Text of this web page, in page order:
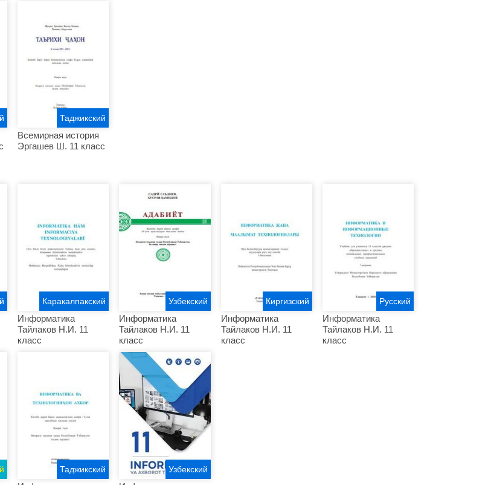
Всемирная история
Эргашев Ш. 11 класс
Таджикский
Информатика
Тайлаков Н.И. 11
класс
Каракалпакский
Информатика
Тайлаков Н.И. 11
класс
Узбекский
Информатика
Тайлаков Н.И. 11
класс
Киргизский
Информатика
Тайлаков Н.И. 11
класс
Русский
Таджикский Узбекский